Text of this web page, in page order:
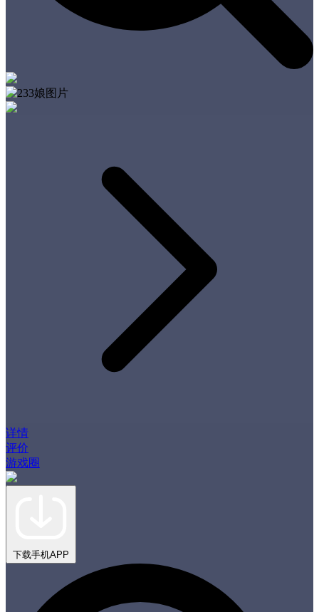
详情
评价
游戏圈
下载手机APP